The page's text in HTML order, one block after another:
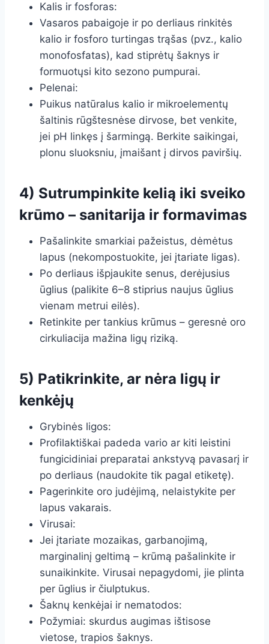
Kalis ir fosforas:
Vasaros pabaigoje ir po derliaus rinkitės
kalio ir fosforo turtingas trąšas (pvz., kalio
monofosfatas), kad stiprėtų šaknys ir
formuotųsi kito sezono pumpurai.
Pelenai:
Puikus natūralus kalio ir mikroelementų
šaltinis rūgštesnėse dirvose, bet venkite,
jei pH linkęs į šarmingą. Berkite saikingai,
plonu sluoksniu, įmaišant į dirvos paviršių.
4) Sutrumpinkite kelią iki sveiko
krūmo – sanitarija ir formavimas
Pašalinkite smarkiai pažeistus, dėmėtus
lapus (nekompostuokite, jei įtariate ligas).
Po derliaus išpjaukite senus, derėjusius
ūglius (palikite 6–8 stiprius naujus ūglius
vienam metrui eilės).
Retinkite per tankius krūmus – geresnė oro
cirkuliacija mažina ligų riziką.
5) Patikrinkite, ar nėra ligų ir
kenkėjų
Grybinės ligos:
Profilaktiškai padeda vario ar kiti leistini
fungicidiniai preparatai ankstyvą pavasarį ir
po derliaus (naudokite tik pagal etiketę).
Pagerinkite oro judėjimą, nelaistykite per
lapus vakarais.
Virusai:
Jei įtariate mozaikas, garbanojimą,
marginalinį geltimą – krūmą pašalinkite ir
sunaikinkite. Virusai nepagydomi, jie plinta
per ūglius ir čiulptukus.
Šaknų kenkėjai ir nematodos:
Požymiai: skurdus augimas ištisose
vietose, trapios šaknys.